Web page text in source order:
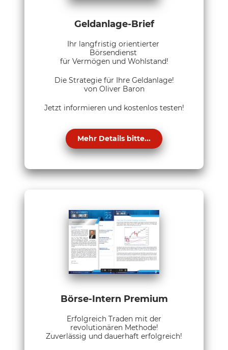
Geldanlage-Brief
Ihr langfristig orientierter
Börsendienst
für Vermögen und Wohlstand!
Die Strategie für Ihre Geldanlage!
von Oliver Baron
Jetzt informieren und kostenlos testen!
Mehr Details bitte...
Börse-Intern Premium
Erfolgreich Traden mit der
revolutionären Methode!
Zuverlässig und dauerhaft erfolgreich!